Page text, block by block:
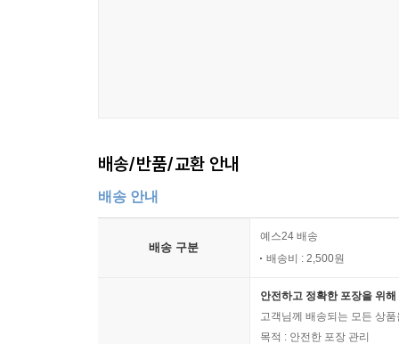
배송/반품/교환 안내
배송 안내
배송 구분
예스24 배송
배송비 : 2,500원
안전하고 정확한 포장을 위
고객님께 배송되는 모든 상
목적 : 안전한 포장 관리